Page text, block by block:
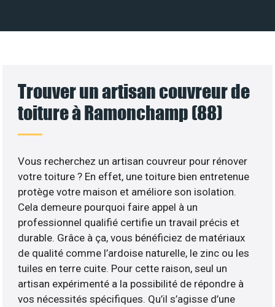
Trouver un artisan couvreur de
toiture à Ramonchamp (88)
Vous recherchez un artisan couvreur pour rénover
votre toiture ? En effet, une toiture bien entretenue
protège votre maison et améliore son isolation.
Cela demeure pourquoi faire appel à un
professionnel qualifié certifie un travail précis et
durable. Grâce à ça, vous bénéficiez de matériaux
de qualité comme l’ardoise naturelle, le zinc ou les
tuiles en terre cuite. Pour cette raison, seul un
artisan expérimenté a la possibilité de répondre à
vos nécessités spécifiques. Qu’il s’agisse d’une